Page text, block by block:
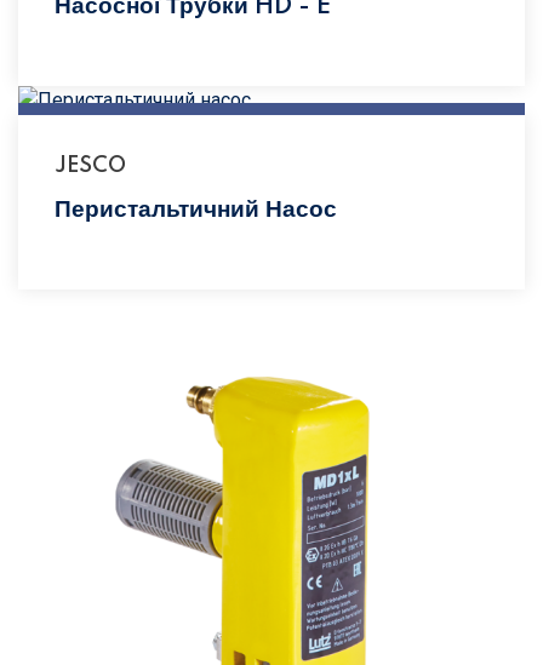
Насосної Трубки HD - E
JESCO
Перистальтичний Насос